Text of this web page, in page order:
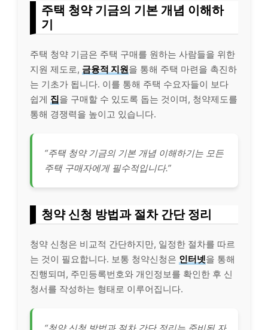
주택 청약 기금의 기본 개념 이해하
기
주택 청약 기금은 주택 구매를 원하는 사람들을 위한
지원 제도로, 금융적 지원을 통해 주택 마련을 촉진하
는 기초가 됩니다. 이를 통해 주택 수요자들이 보다
쉽게 집을 구매할 수 있도록 돕는 것이며, 청약제도를
통해 경쟁력을 높이고 있습니다.
“주택 청약 기금의 기본 개념 이해하기는 모든
주택 구매자에게 필수적입니다.”
청약 신청 방법과 절차 간단 정리
청약 신청은 비교적 간단하지만, 일정한 절차를 따르
는 것이 필요합니다. 보통 청약신청은 인터넷을 통해
진행되며, 주민등록번호와 개인정보를 확인한 후 신
청서를 작성하는 형태로 이루어집니다.